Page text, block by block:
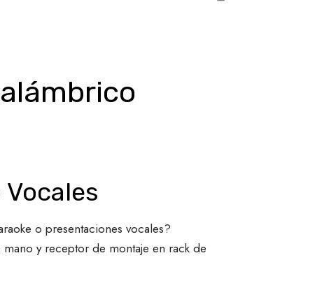
o presentaciones vocales?
y receptor de montaje en rack de